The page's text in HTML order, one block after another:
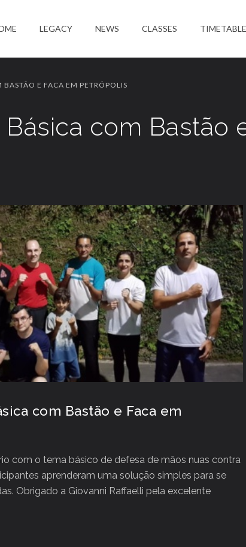
LEGACY NEWS CLASSES TIMETABLE
E FACA EM PETRÓPOLIS
com Bastão
com Bastão e Faca em
com o tema básico de defesa de mãos nuas contra
aprenderam uma solução simples para se
Obrigado a Giovanni Raffaelli pela excelente